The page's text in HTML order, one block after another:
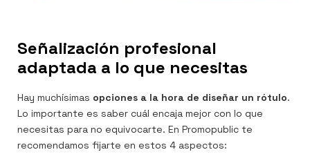
Señalización profesional
adaptada a lo que necesitas
Hay muchísimas opciones a la hora de diseñar un rótulo.
Lo importante es saber cuál encaja mejor con lo que
necesitas para no equivocarte. En Promopublic te
recomendamos fijarte en estos 4 aspectos: